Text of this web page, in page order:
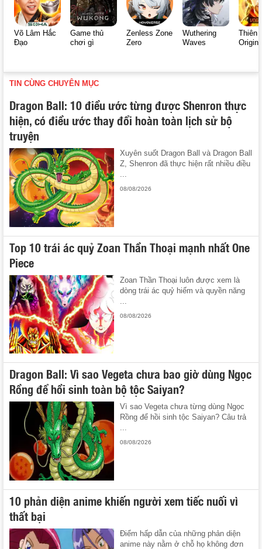
Võ Lâm Hắc
Đạo
Game thủ
chơi gì
Zenless Zone
Zero
Wuthering
Waves
Thiên
Origin
TIN CÙNG CHUYÊN MỤC
Dragon Ball: 10 điều ước từng được Shenron thực
hiện, có điều ước thay đổi hoàn toàn lịch sử bộ
truyện
Xuyên suốt Dragon Ball và Dragon Ball
Z, Shenron đã thực hiện rất nhiều điều
...
08/08/2026
Top 10 trái ác quỷ Zoan Thần Thoại mạnh nhất One
Piece
Zoan Thần Thoại luôn được xem là
dòng trái ác quỷ hiếm và quyền năng
08/08/2026
Dragon Ball: Vì sao Vegeta chưa bao giờ dùng Ngọc
Rồng để hồi sinh toàn bộ tộc Saiyan?
Vì sao Vegeta chưa từng dùng Ngọc
Rồng để hồi sinh tộc Saiyan? Câu trả
...
08/08/2026
10 phản diện anime khiến người xem tiếc nuối vì
thất bại
Điểm hấp dẫn của những phản diện
anime này nằm ở chỗ họ không đơn